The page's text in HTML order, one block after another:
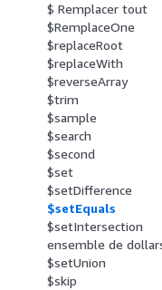
$ Remplacer tout
$RemplaceOne
$replaceRoot
$replaceWith
$reverseArray
$trim
$sample
$search
$second
$set
$setDifference
$setEquals
$setIntersection
ensemble de
$setUnion
$skip